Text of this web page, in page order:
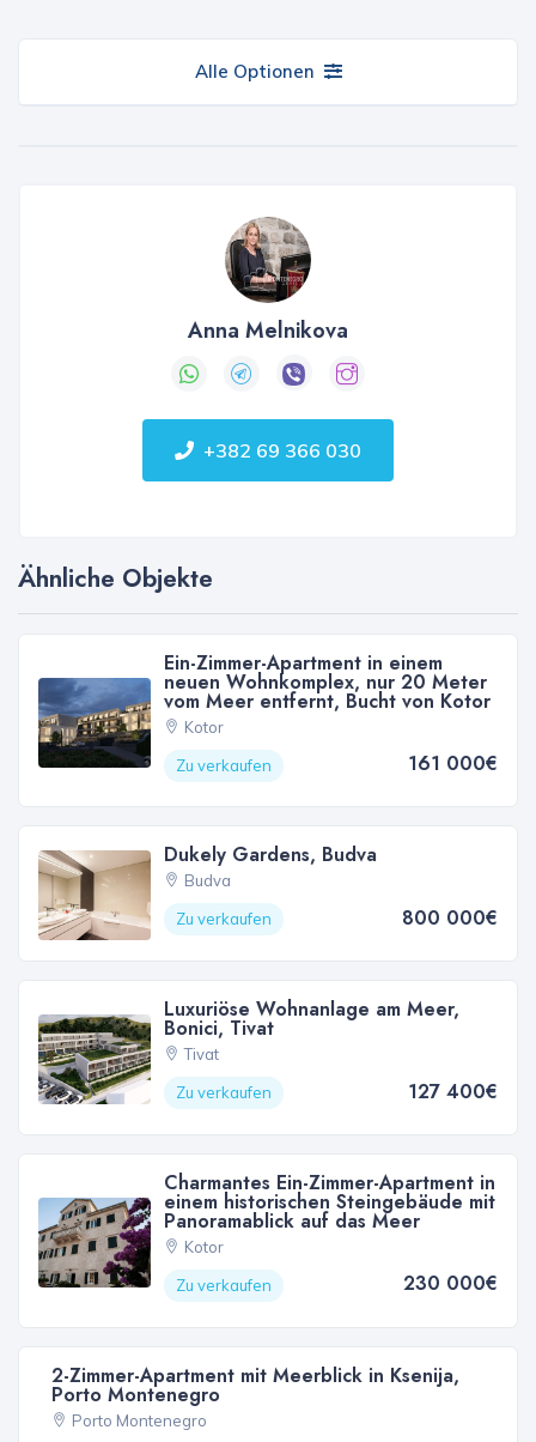
Alle Optionen
Anna Melnikova
+382 69 366 030
Ähnliche Objekte
Ein-Zimmer-Apartment in einem
neuen Wohnkomplex, nur 20 Meter
vom Meer entfernt, Bucht von Kotor
Kotor
Zu verkaufen
161 000€
Dukely Gardens, Budva
Budva
Zu verkaufen
800 000€
Luxuriöse Wohnanlage am Meer,
Bonici, Tivat
Tivat
Zu verkaufen
127 400€
Charmantes Ein-Zimmer-Apartment in
einem historischen Steingebäude mit
Panoramablick auf das Meer
Kotor
Zu verkaufen
230 000€
2-Zimmer-Apartment mit Meerblick in Ksenija,
Porto Montenegro
Porto Montenegro